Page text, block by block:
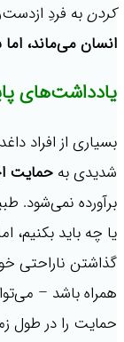
کردنبه فردِ
انسان می‌ماند،
یادداشت‌های
بسیاری از افراد
شدیدی به حمایت
برآورده نمی‌شود.
یا چه باید بکنیم،
گذاشتن ناراحتی
همراه باشد –
حمایت را در طول